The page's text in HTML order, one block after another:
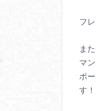
フ
ま
マ
ポ
す！